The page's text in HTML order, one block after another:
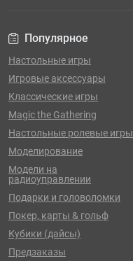
Популярное
Настольные игры
Игровые аксессуары
Классические игры
Magic the Gathering
Настольные ролевые игры
Моделирование
Модели на
радиоуправлении
Подарки и головоломки
Покер, карты & гольф
Кубики (дайсы)
Предзаказы